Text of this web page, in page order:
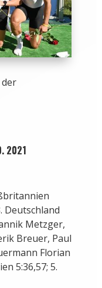
der
2021
Deutschland
Metzger,
Breuer, Paul
Florian
5:36,57; 5.